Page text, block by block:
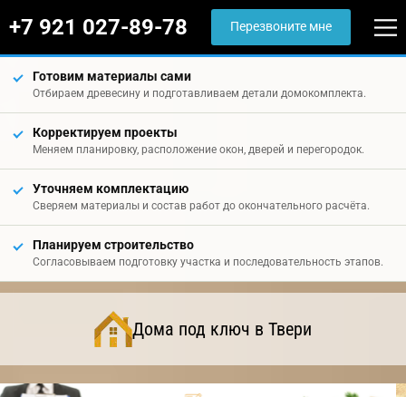
+7 921 027-89-78 Перезвоните мне
Готовим материалы сами
Отбираем древесину и подготавливаем детали домокомплекта.
Корректируем проекты
Меняем планировку, расположение окон, дверей и перегородок.
Уточняем комплектацию
Сверяем материалы и состав работ до окончательного расчёта.
Планируем строительство
Согласовываем подготовку участка и последовательность этапов.
Дома под ключ в Твери